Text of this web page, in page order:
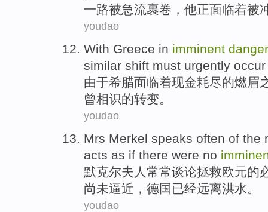
一路被急流裹卷， 他正面临着被
youdao
With Greece in imminent danger
similar shift must urgently
由于希腊面临着现金耗尽的燃眉
曾相识的转变。
youdao
Mrs Merkel speaks often of the
acts as if there were no
默克尔夫人 常常谈论拯救欧元的
尚未逼近 ，德国已经远离洪水。
youdao